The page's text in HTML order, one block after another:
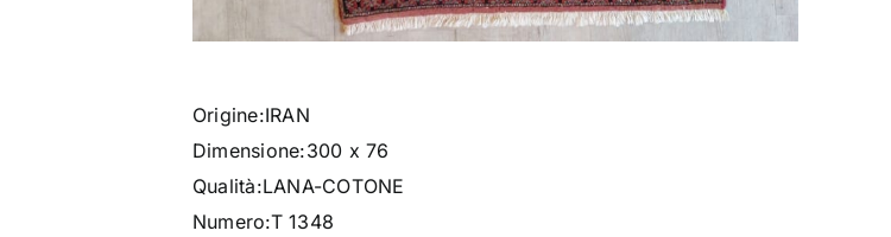
Origine:IRAN
Dimensione:300 x 76
Qualità:LANA-COTONE
Numero:T 1348